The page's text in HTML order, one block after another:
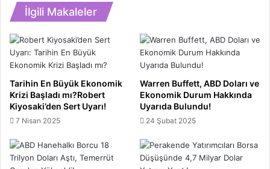
Çaldı!
Ric
Edelman
Stratejisini
Yeniliyor!
İlgili Makaleler
Tarihin En Büyük Ekonomik
Krizi Başladı mı?Robert
Kiyosaki’den Sert Uyarı!
7 Nisan 2025
Warren Buffett, ABD Doları ve
Ekonomik Durum Hakkında
Uyarıda Bulundu!
24 Şubat 2025